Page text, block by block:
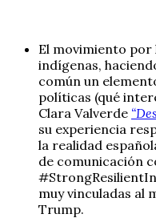
El movimiento por
indígenas,
común un
políticas (qué
Clara Valverde
su experiencia
la realidad
de comunicación
muy vinculadas al
Trump.